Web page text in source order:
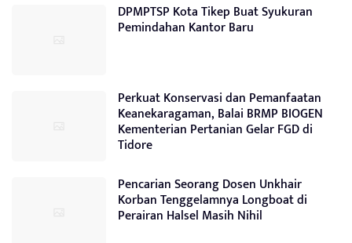
DPMPTSP Kota Tikep Buat Syukuran
Pemindahan Kantor Baru
Perkuat Konservasi dan Pemanfaatan
Keanekaragaman, Balai BRMP BIOGEN
Kementerian Pertanian Gelar FGD di
Tidore
Pencarian Seorang Dosen Unkhair
Korban Tenggelamnya Longboat di
Perairan Halsel Masih Nihil